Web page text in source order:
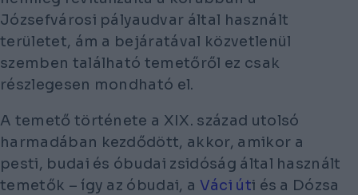
Józsefvárosi pályaudvar által használt
területet, ám a bejáratával közvetlenül
szemben található temetőről ez csak
részlegesen mondható el.
A temető története a XIX. század utolsó
harmadában kezdődött, akkor, amikor a
pesti, budai és óbudai zsidóság által használt
temetők – így az óbudai, a Váci úti és a Dózsa